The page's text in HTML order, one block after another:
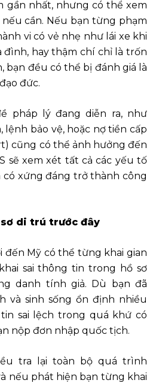
gần nhất, nhưng có thể xem
cần. Nếu bạn từng phạm
vi có vẻ nhẹ như lái xe khi
đình, hay thậm chí chỉ là trốn
bạn đều có thể bị đánh giá là
đức.
pháp lý đang diễn ra, như
lệnh bảo vệ, hoặc nợ tiền cấp
cũng có thể ảnh hưởng đến
sẽ xem xét tất cả các yếu tố
có xứng đáng trở thành công
di trú trước đây
đến Mỹ có thể từng khai gian
sai thông tin trong hồ sơ
danh tính giả. Dù bạn đã
và sinh sống ổn định nhiều
sai lệch trong quá khứ có
nộp đơn nhập quốc tịch.
tra lại toàn bộ quá trình
nếu phát hiện bạn từng khai